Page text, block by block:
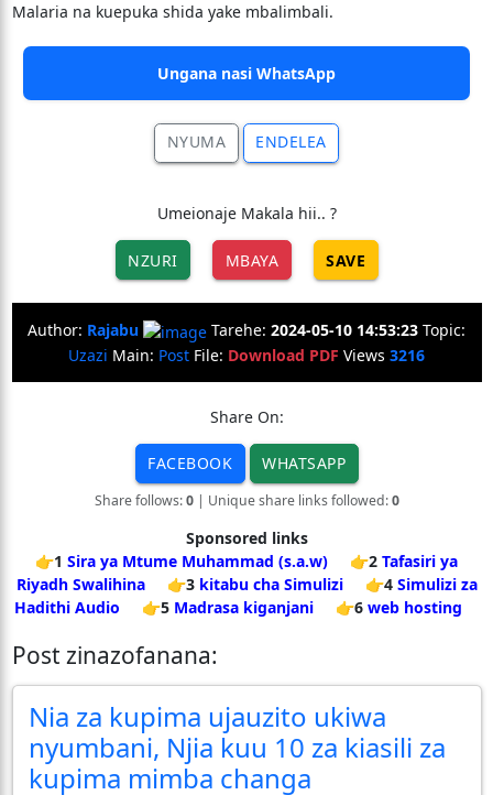
Malaria na kuepuka shida yake mbalimbali.
Ungana nasi WhatsApp
NYUMA ENDELEA
Umeionaje Makala hii.. ?
NZURI MBAYA SAVE
Author: Rajabu Tarehe: 2024-05-10 14:53:23 Topic:
Uzazi Main: Post File: Download PDF Views 3216
Share On:
FACEBOOK WHATSAPP
Share follows:0| Unique share links followed:0
Sponsored links
👉1 Sira ya Mtume Muhammad (s.a.w) 👉2 Tafasiri ya
Riyadh Swalihina
👉3 kitabu cha Simulizi 👉4 Simulizi za
Hadithi Audio
👉5 Madrasa kiganjani 👉6 web hosting
Post zinazofanana:
Nia za kupima ujauzito ukiwa
nyumbani, Njia kuu 10 za kiasili za
kupima mimba changa